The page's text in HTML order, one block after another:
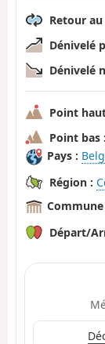
Retour
Dénivelé
Dénivelé
Point
Point bas :
Pays :
Région :
Commune
Départ/